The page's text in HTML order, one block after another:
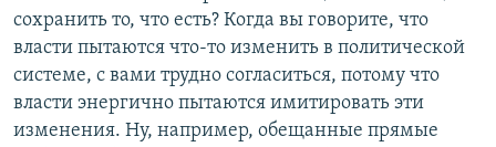
сохранить то, что есть? Когда вы говорите, что
власти пытаются что-то изменить в политической
системе, с вами трудно согласиться, потому что
власти энергично пытаются имитировать эти
изменения. Ну, например, обещанные прямые